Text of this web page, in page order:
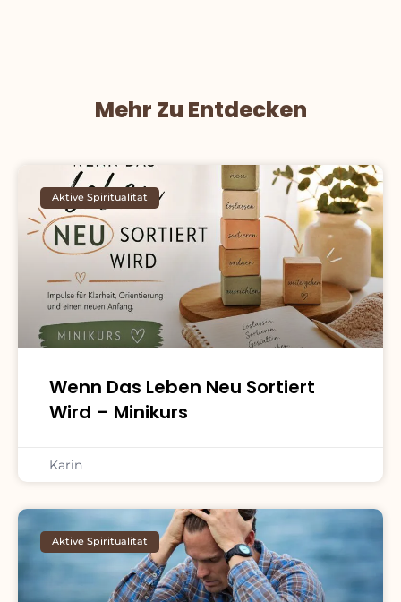
Mehr Zu Entdecken
Aktive Spiritualität
Wenn Das Leben Neu Sortiert
Wird – Minikurs
Karin
Aktive Spiritualität